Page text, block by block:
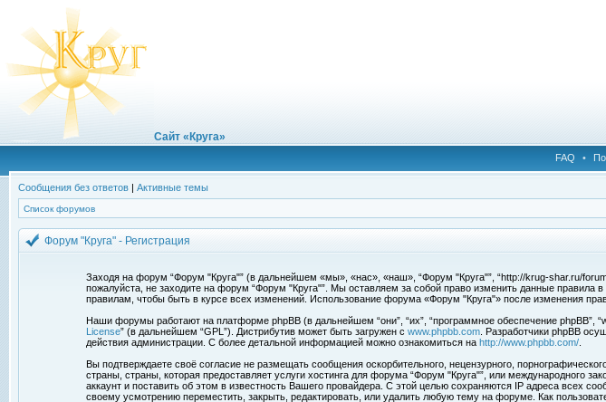
Сайт «Круга»
FAQ •
Сообщения без ответов | Активные темы
Список форумов
Форум "Круга" - Регистрация
Заходя на форум “Форум "Круга"” (в дальнейшем «мы», «нас», «наш», “Форум "Круга"”, “http://krug-shar.ru/
пожалуйста, не заходите на форум “Форум "Круга"”. Мы оставляем за собой право изменить данные
правилам, чтобы быть в курсе всех изменений. Использование форума «Форум "Круга"» после изменения
Наши форумы работают на платформе phpBB (в дальнейшем “они”, “их”, “программное обеспечение phpBB”,
License” (в дальнейшем “GPL”). Дистрибутив может быть загружен с www.phpbb.com . Разработчики phpBB
действия администрации. С более детальной информацией можно ознакомиться на http://www.phpbb.com/
Вы подтверждаете своё согласие не размещать сообщения оскорбительного, нецензурного,
страны, страны, которая предоставляет услуги хостинга для форума “Форум "Круга"”, или
аккаунт и поставить об этом в известность Вашего провайдера. С этой целью сохраняются IP адреса всех
своему усмотрению переместить, закрыть, редактировать, или удалить любую тему на форуме. Как